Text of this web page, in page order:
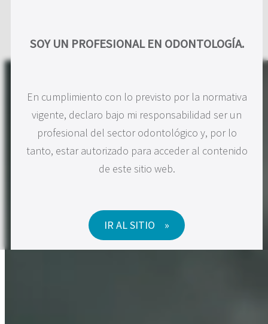
contenidoSOY UN PROFESIONAL EN ODONTOLOGÍA.
En cumplimiento con lo previsto por la normativa
vigente, declaro bajo mi responsabilidad ser un
profesional del sector odontológico y, por lo
tanto, estar autorizado para acceder al contenido
de este sitio web.
IR AL SITIO